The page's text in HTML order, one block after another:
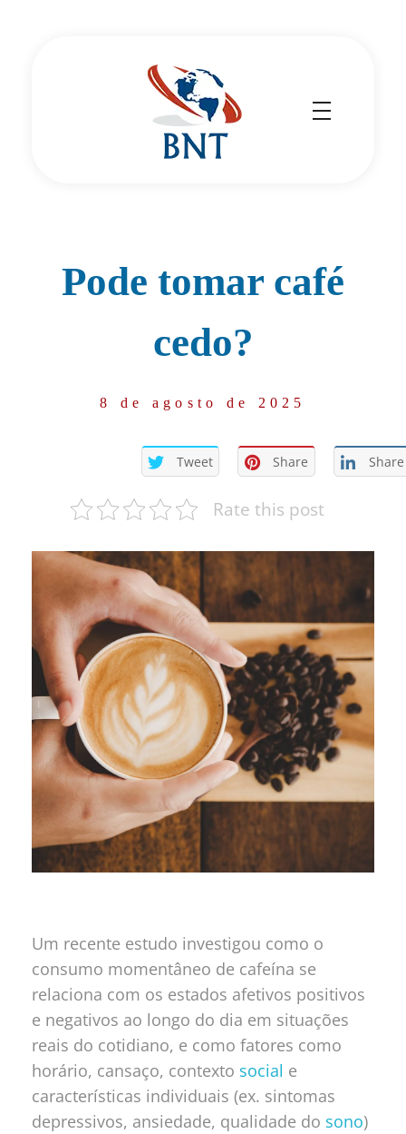
Pode tomar café
cedo?
8 de agosto de 2025
Tweet Share Share
Rate this post
Um recente estudo investigou como o
consumo momentâneo de cafeína se
relaciona com os estados afetivos positivos
e negativos ao longo do dia em situações
reais do cotidiano, e como fatores como
horário, cansaço, contexto social e
características individuais (ex. sintomas
depressivos, ansiedade, qualidade do sono)